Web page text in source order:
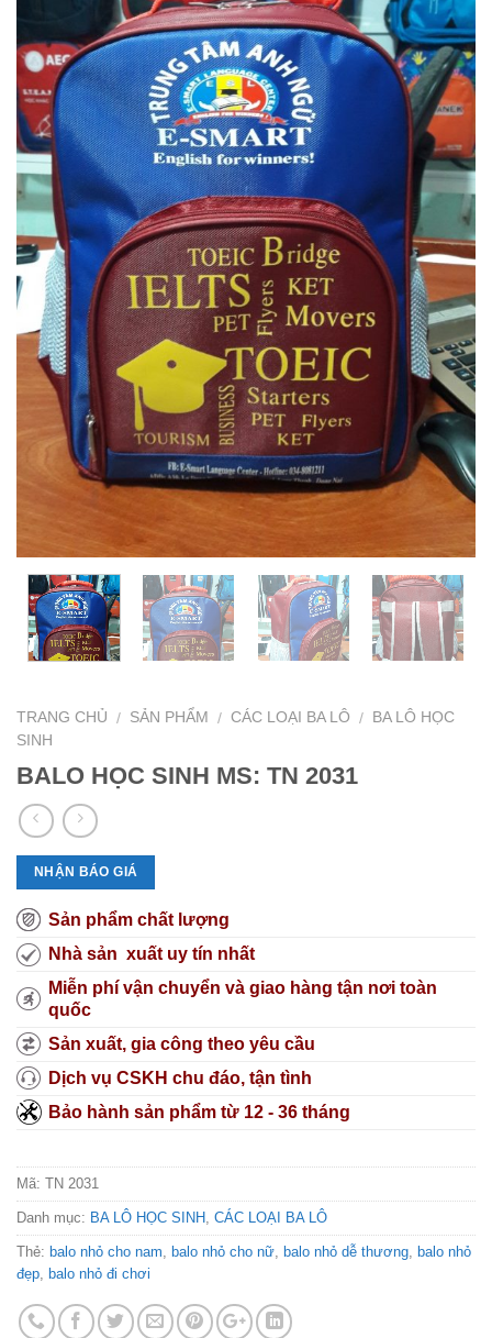
TRANG CHỦ / SẢN PHẨM / CÁC LOẠI BA LÔ /
BA LÔ HỌC
SINH
BALO HỌC SINH MS: TN 2031
NHẬN BÁO GIÁ
Sản phẩm chất lượng
Nhà sản xuất uy tín nhất
Miễn phí vận chuyển và giao hàng tận nơi toàn
quốc
Sản xuất, gia công theo yêu cầu
Dịch vụ CSKH chu đáo, tận tình
Bảo hành sản phẩm từ 12 - 36 tháng
Mã: TN 2031
Danh mục: BA LÔ HỌC SINH CÁC LOẠI BA LÔ
Thẻ: balo nhỏ cho nam balo nhỏ cho nữ balo nhỏ dễ thương balo nhỏ
đẹp balo nhỏ đi chơi